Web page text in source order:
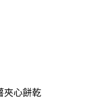
夾心餅乾